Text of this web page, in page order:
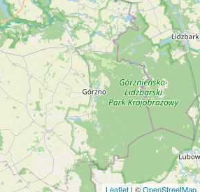
Leaflet| ©OpenStreetMap